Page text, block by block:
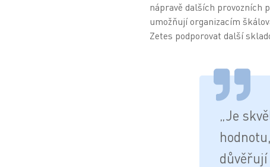
nápravě dalších provozních
umožňují organizacím
Zetes podporovat další
„Je